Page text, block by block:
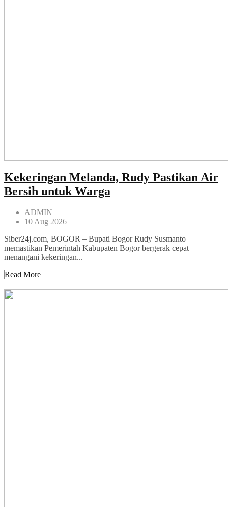
Kekeringan Melanda, Rudy Pastikan Air
Bersih untuk Warga
ADMIN
10 Aug 2026
Siber24j.com, BOGOR – Bupati Bogor Rudy Susmanto
memastikan Pemerintah Kabupaten Bogor bergerak cepat
menangani kekeringan...
Read More